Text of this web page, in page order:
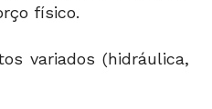
físico.
variados (hidráulica,